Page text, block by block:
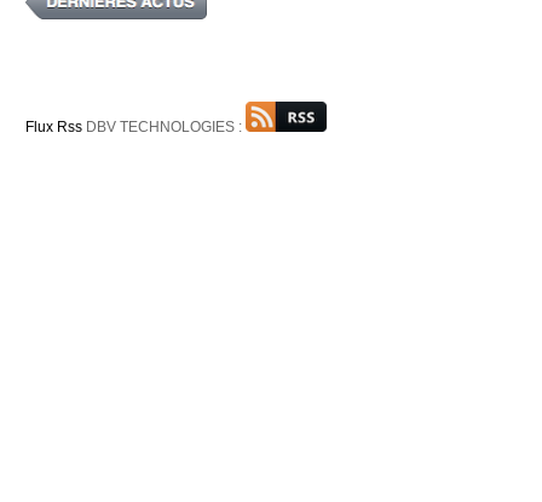
Flux Rss DBV TECHNOLOGIES :